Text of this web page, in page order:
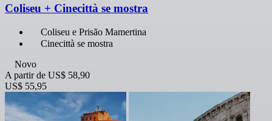
Coliseu + Cinecittà se mostra
Coliseu e Prisão Mamertina
Cinecittà se mostra
Novo
A partir de US$ 58,90
US$ 55,95